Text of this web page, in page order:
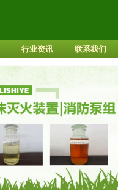
行业资讯 联系我们